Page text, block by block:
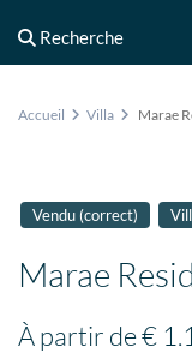
Recherche
Accueil Villa Marae
Vendu (correct)
Marae
À partir de€